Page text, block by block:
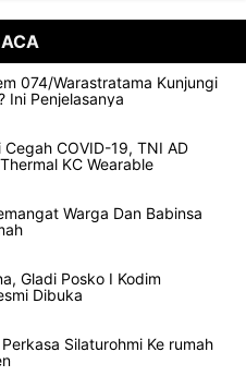
074/Warastratama Kunjungi
Ini Penjelasanya
COVID-19, TNI AD
KC Wearable
Warga Dan Babinsa
Gladi Posko I Kodim
Dibuka
Silaturohmi Ke rumah